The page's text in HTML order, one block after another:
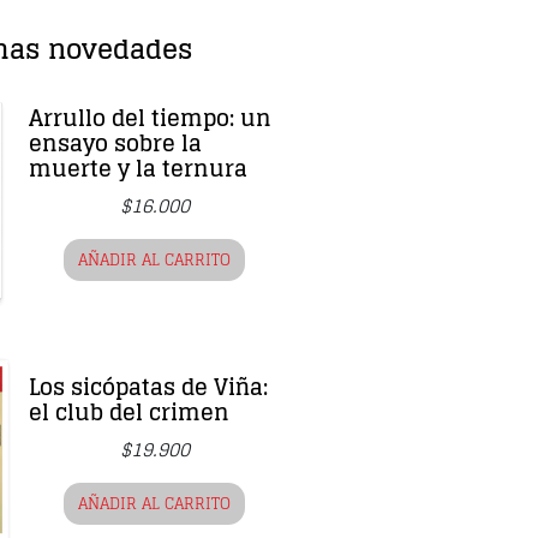
novedades
Arrullo del tiempo: un
ensayo sobre la
muerte y la ternura
$16.000
AÑADIR AL CARRITO
Los sicópatas de Viña:
el club del crimen
$19.900
AÑADIR AL CARRITO